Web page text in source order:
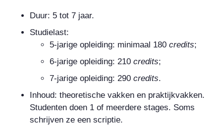
Duur: 5 tot 7 jaar.
Studielast:
5-jarige opleiding: minimaal 180 credits;
6-jarige opleiding: 210 credits;
7-jarige opleiding: 290 credits.
Inhoud: theoretische vakken en praktijkvakken.
Studenten doen 1 of meerdere stages. Soms
schrijven ze een scriptie.